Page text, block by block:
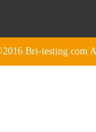
Bri-testing.com